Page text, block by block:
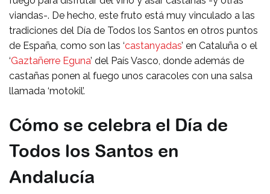
viandas-. De hecho, este fruto está muy vinculado a las
tradiciones del Día de Todos los Santos en otros puntos
de España, como son las ‘castanyadas’ en Cataluña o el
‘Gaztañerre Eguna’ del País Vasco, donde además de
castañas ponen al fuego unos caracoles con una salsa
llamada ‘motokil’.
Cómo se celebra el Día de
Todos los Santos en
Andalucía